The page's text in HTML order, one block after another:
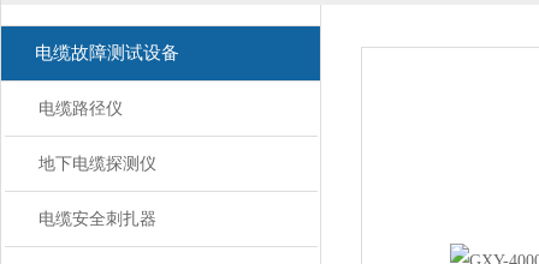
电缆故障测试设备
电缆路径仪
地下电缆探测仪
电缆安全刺扎器